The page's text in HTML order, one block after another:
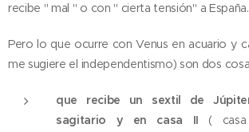
recibe " mal " o con " cierta tensión" a España.
Pero lo que ocurre con Venus en acuario y
me sugiere el independentismo) son dos
que recibe un sextil de
sagitario y en casa II (